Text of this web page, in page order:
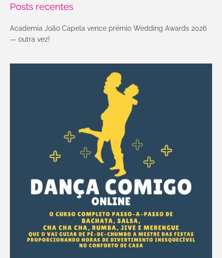
Posts recentes
Academia João Capela vence prémio Wedding Awards 2026
— outra vez!